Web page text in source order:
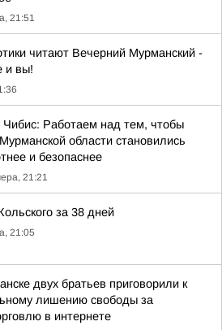
21:51
читают Вечерний Мурманский -
и вы!
Работаем над тем, чтобы
области становились
и безопаснее
21:21
за 38 дней
21:05
двух братьев приговорили к
лишению свободы за
в интернете